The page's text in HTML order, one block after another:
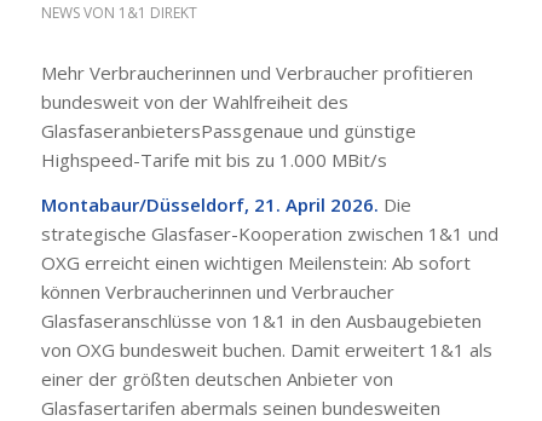
NEWS VON 1&1 DIREKT
Mehr Verbraucherinnen und Verbraucher profitieren
bundesweit von der Wahlfreiheit des
GlasfaseranbietersPassgenaue und günstige
Highspeed-Tarife mit bis zu 1.000 MBit/s
Montabaur/Düsseldorf, 21. April 2026. Die
strategische Glasfaser-Kooperation zwischen 1&1 und
OXG erreicht einen wichtigen Meilenstein: Ab sofort
können Verbraucherinnen und Verbraucher
Glasfaseranschlüsse von 1&1 in den Ausbaugebieten
von OXG bundesweit buchen. Damit erweitert 1&1 als
einer der größten deutschen Anbieter von
Glasfasertarifen abermals seinen bundesweiten